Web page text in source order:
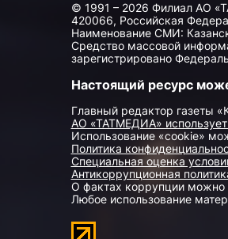
© 1991 – 2026 Филиал АО
420066, Российская
Наименование СМИ:
Средство массовой
зарегистрировано
Настоящий ресурс
Главный редактор газеты
АО «ТАТМЕДИА»
Использование «cookie»
Политика
Специальная оценка
Антикоррупционная
О фактах коррупции можно
Любое использование